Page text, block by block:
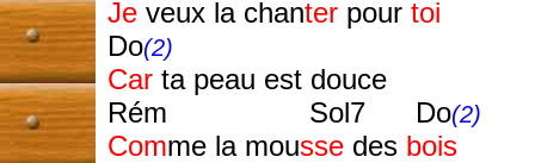
Je veux la chanter pour toi
Do(2)
Car ta peau est douce
Rém Sol7 Do(2)
Comme la mousse des bois